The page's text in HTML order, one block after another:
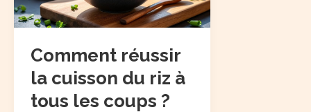
Comment réussir
la cuisson du riz à
tous les coups ?
riz
à
tous
les
coups
?